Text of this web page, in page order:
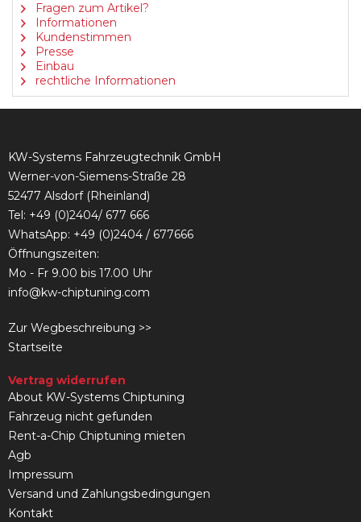
Fragen zum Artikel?
Informationen
Kundenstimmen
Presse
Einbau
rechtliche Informationen
KW-Systems Fahrzeugtechnik GmbH
Werner-von-Siemens-Straße 28
52477 Alsdorf (Rheinland)
Tel: +49 (0)2404/ 677 666
WhatsApp: +49 (0)2404 / 677666
Öffnungszeiten:
Mo - Fr 9.00 bis 17.00 Uhr
info@kw-chiptuning.com
Zur Wegbeschreibung >>
Startseite
Vertrag widerrufen
About KW-Systems Chiptuning
Fahrzeug nicht gefunden
Rent-a-Chip Chiptuning mieten
Agb
Impressum
Versand und Zahlungsbedingungen
Kontakt